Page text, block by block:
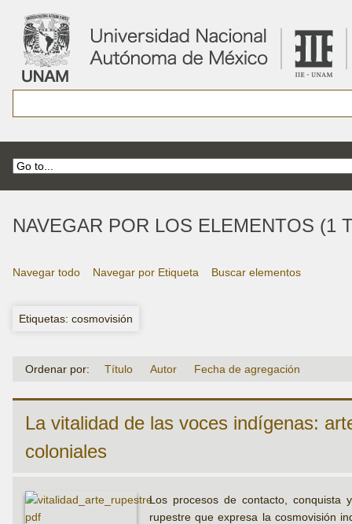
NAVEGAR POR LOS ELEMENTOS (1
Navegar todo Navegar por Etiqueta Buscar elementos
Etiquetas: cosmovisión
Ordenar por: Título Autor Fecha de agregación
La vitalidad de las voces indígenas:
coloniales
Los procesos de contacto, conquista
rupestre que expresa la cosmovisión